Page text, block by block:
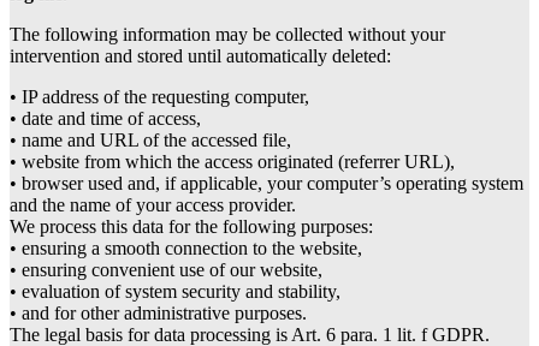
The following information may be collected without your
intervention and stored until automatically deleted:
• IP address of the requesting computer,
• date and time of access,
• name and URL of the accessed file,
• website from which the access originated (referrer URL),
• browser used and, if applicable, your computer’s operating system
and the name of your access provider.
We process this data for the following purposes:
• ensuring a smooth connection to the website,
• ensuring convenient use of our website,
• evaluation of system security and stability,
• and for other administrative purposes.
The legal basis for data processing is Art. 6 para. 1 lit. f GDPR.